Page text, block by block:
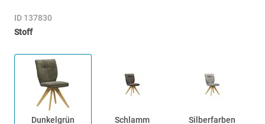
ID 137830
Stoff
Dunkelgrün Schlamm Silberfarben